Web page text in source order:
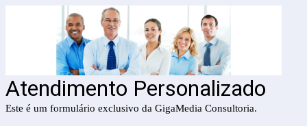
Atendimento Personalizado
Este é um formulário exclusivo da GigaMedia Consultoria.